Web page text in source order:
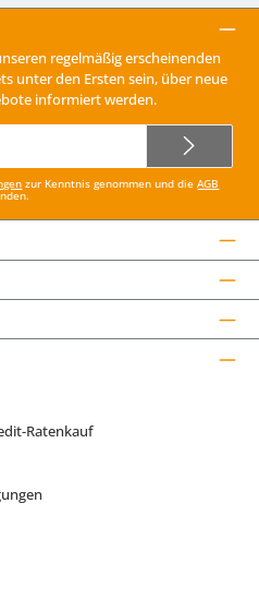
regelmäßig erscheinenden
unter den Ersten sein, über neue
informiert werden.
zur Kenntnis genommen und dieAGB
Ratenkauf